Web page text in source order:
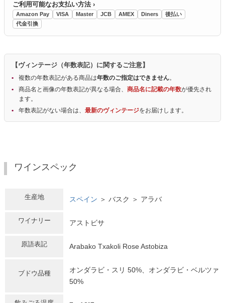
ご利用可能なお支払い方法 ›
Amazon Pay VISA Master JCB AMEX Diners
後払い
代金引換
【ヴィンテージ（年数表記）に関するご注意】
複数の年数表記がある商品は年数のご指定はできません。
商品名と画像の年数表記が異なる場合、 商品名に記載の年数が優先され
ます。
年数表記がない場合は、 最新のヴィンテージをお届けします。
ワインスペック
生産地 スペイン ＞ バスク ＞ アラバ
ワイナリー アストビサ
原語表記 Arabako Txakoli Rose Astobiza
ブドウ品種
オンダラビ・スリ 50%、オンダラビ・ベルツァ
50%